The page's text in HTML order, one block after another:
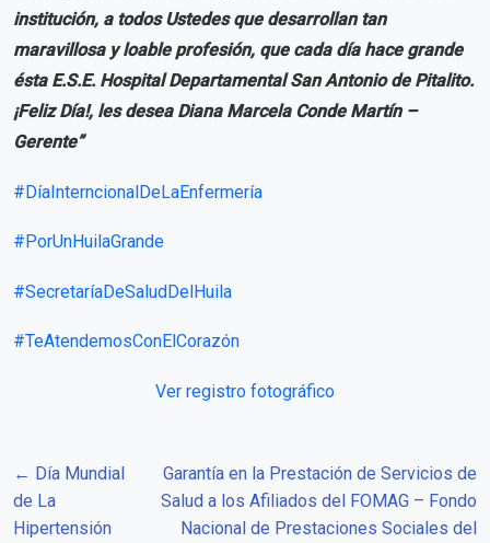
institución, a todos Ustedes que desarrollan tan
maravillosa y loable profesión, que cada día hace grande
ésta E.S.E. Hospital Departamental San Antonio de Pitalito.
¡Feliz Día!, les desea Diana Marcela Conde Martín –
Gerente”
#DíaInterncionalDeLaEnfermería
#PorUnHuilaGrande
#SecretaríaDeSaludDelHuila
#TeAtendemosConElCorazón
Ver registro fotográfico
← Día Mundial
de La
Hipertensión
Garantía en la Prestación de Servicios de
Salud a los Afiliados del FOMAG – Fondo
Nacional de Prestaciones Sociales del